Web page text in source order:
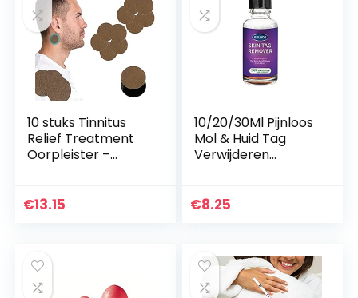
10 stuks Tinnitus
Relief Treatment
Oorpleister –
gebruiken zonder
€13.15
10/20/30Ml Pijnloos
Mol & Huid Tag
Verwijderen
Wratten Zonder
€8.25